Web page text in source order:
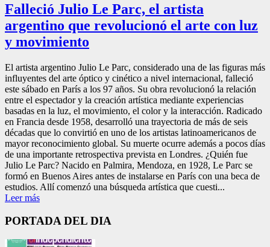
Falleció Julio Le Parc, el artista
argentino que revolucionó el arte con luz
y movimiento
El artista argentino Julio Le Parc, considerado una de las figuras más
influyentes del arte óptico y cinético a nivel internacional, falleció
este sábado en París a los 97 años. Su obra revolucionó la relación
entre el espectador y la creación artística mediante experiencias
basadas en la luz, el movimiento, el color y la interacción. Radicado
en Francia desde 1958, desarrolló una trayectoria de más de seis
décadas que lo convirtió en uno de los artistas latinoamericanos de
mayor reconocimiento global. Su muerte ocurre además a pocos días
de una importante retrospectiva prevista en Londres. ¿Quién fue
Julio Le Parc? Nacido en Palmira, Mendoza, en 1928, Le Parc se
formó en Buenos Aires antes de instalarse en París con una beca de
estudios. Allí comenzó una búsqueda artística que cuesti...
Leer más
PORTADA DEL DIA